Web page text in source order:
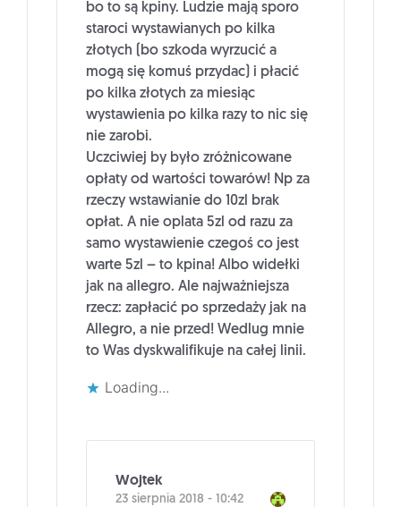
bo to są kpiny. Ludzie mają sporo
staroci wystawianych po kilka
złotych (bo szkoda wyrzucić a
mogą się komuś przydac) i płacić
po kilka złotych za miesiąc
wystawienia po kilka razy to nic się
nie zarobi.
Uczciwiej by było zróżnicowane
opłaty od wartości towarów! Np za
rzeczy wstawianie do 10zl brak
opłat. A nie oplata 5zl od razu za
samo wystawienie czegoś co jest
warte 5zl – to kpina! Albo widełki
jak na allegro. Ale najważniejsza
rzecz: zapłacić po sprzedaży jak na
Allegro, a nie przed! Wedlug mnie
to Was dyskwalifikuje na całej linii.
Loading...
Wojtek
23 sierpnia 2018 - 10:42